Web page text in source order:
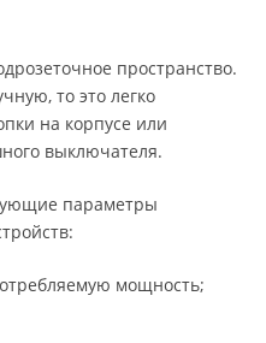
пространство.
то это легко
на корпусе или
выключателя.
параметры
мощность;